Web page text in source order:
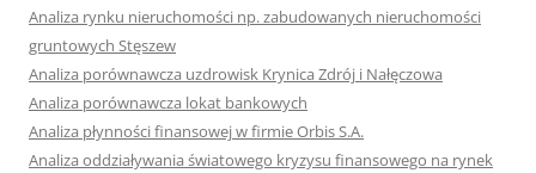
Analiza rynku nieruchomości np. zabudowanych nieruchomości
gruntowych Stęszew
Analiza porównawcza uzdrowisk Krynica Zdrój i Nałęczowa
Analiza porównawcza lokat bankowych
Analiza płynności finansowej w firmie Orbis S.A.
Analiza oddziaływania światowego kryzysu finansowego na rynek